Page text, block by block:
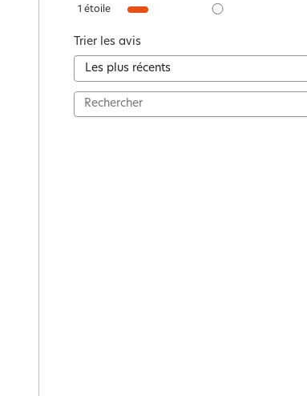
1 étoile
Trier les avis